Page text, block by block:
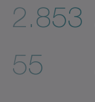
2.853
55